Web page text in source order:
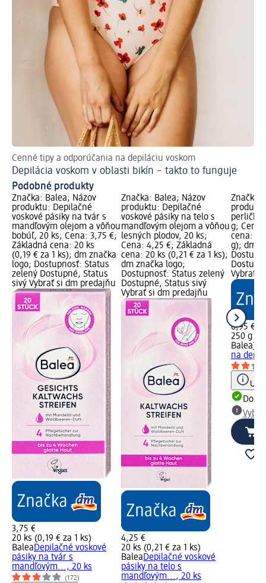
Cenné tipy a odporúčania na depiláciu voskom
Depilácia voskom v oblasti bikín – takto to funguje
Podobné produkty
Značka: Balea; Názov
produktu: Depilačné
voskové pásiky na tvár s
mandľovým olejom a vôňou
bobúľ, 20 ks; Cena: 3,75 €;
Základná cena: 20 ks
(0,19 € za 1 ks); dm značka
logo; Dostupnosť: Status
zelený Dostupné, Status
sivý Vybrať si dm predajňu
3,75 €
20 ks (0,19 € za 1 ks)
BaleaDepilačné voskové
pásiky na tvár s
mandľovým..., 20 ks
(172)
Značka: Balea; Názov
produktu: Depilačné
voskové pásiky na telo s
mandľovým olejom a vôňou
lesných plodov, 20 ks;
Cena: 4,25 €; Základná
cena: 20 ks (0,21 € za 1 ks);
dm značka logo;
Dostupnosť: Status zelený
Dostupné, Status sivý
Vybrať si dm predajňu
4,25 €
20 ks (0,21 € za 1 ks)
BaleaDepilačné voskové
pásiky na telo s
mandľovým..., 20 ks
Značka:
perličky
g;
cena:
g); dm
Vybrať
6,95 €
250 g
Balea
na